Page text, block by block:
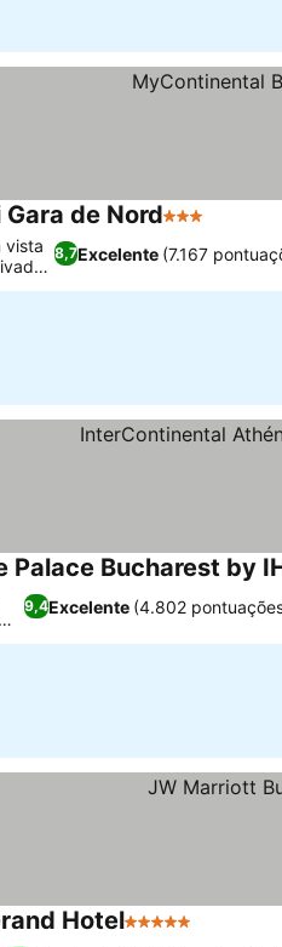
de Nord3 Estrelas
8,7Excelente (7.167
vista
Bucharest by
9,4Excelente (4.802
Hotel5 Estrelas